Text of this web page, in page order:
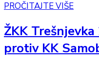
PROČITAJTE VIŠE
ŽKK
protiv KK